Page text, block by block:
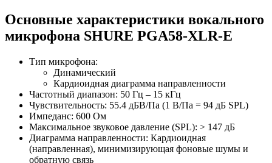
Основные характеристики вокального
микрофона SHURE PGA58-XLR-E
Тип микрофона:
Динамический
Кардиоидная диаграмма направленности
Частотный диапазон: 50 Гц – 15 кГц
Чувствительность: 55.4 дБВ/Па (1 В/Па = 94 дБ SPL)
Импеданс: 600 Ом
Максимальное звуковое давление (SPL): > 147 дБ
Диаграмма направленности: Кардиоидная
(направленная), минимизирующая фоновые шумы и
обратную связь